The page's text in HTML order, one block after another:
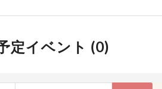
定イベント (0)